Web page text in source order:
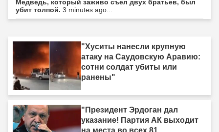
Медведь, который заживо съел двух братьев, был
убит толпой. 3 minutes ago...
"Хуситы нанесли крупную
атаку на Саудовскую Аравию:
сотни солдат убиты или
ранены"
"Президент Эрдоган дал
указание! Партия АК выходит